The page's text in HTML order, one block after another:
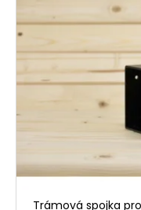
Trámová spojka